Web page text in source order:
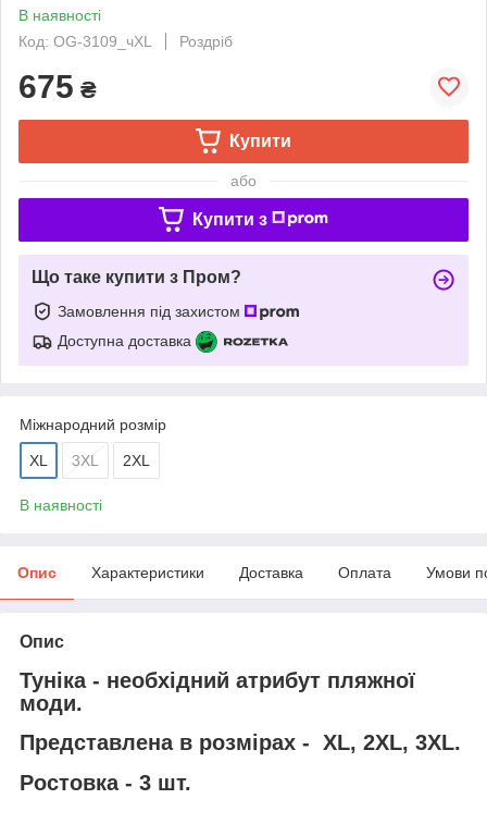
В наявності
Код: OG-3109_чXL
Роздріб
675 ₴
Купити
або
Купити з
Що таке купити з Пром?
Замовлення під захистом
Доступна доставка
Міжнародний розмір
XL 3XL 2XL
В наявності
Опис Характеристики Доставка Оплата Умови
Опис
Туніка - необхідний атрибут пляжної
моди.
Представлена в розмірах - XL, 2XL, 3XL.
Ростовка - 3 шт.